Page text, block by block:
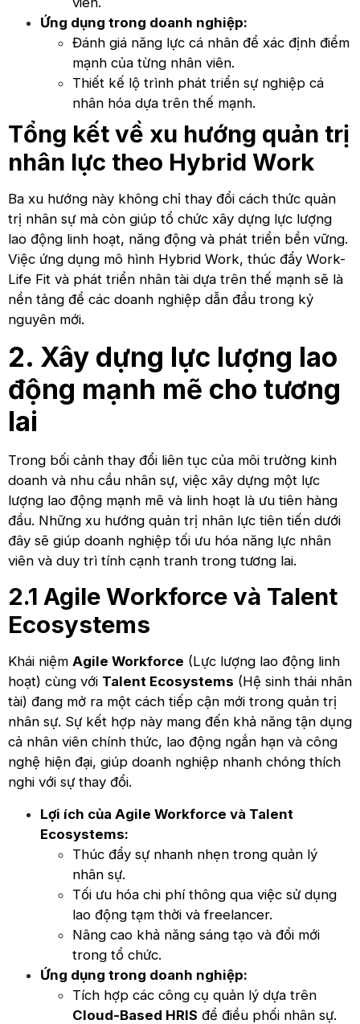
Ứng dụng trong doanh nghiệp:
Đánh giá năng lực cá nhân để xác định điểm
mạnh của từng nhân viên.
Thiết kế lộ trình phát triển sự nghiệp cá
nhân hóa dựa trên thế mạnh.
Tổng kết về xu hướng quản trị
nhân lực theo Hybrid Work
Ba xu hướng này không chỉ thay đổi cách thức quản
trị nhân sự mà còn giúp tổ chức xây dựng lực lượng
lao động linh hoạt, năng động và phát triển bền vững.
Việc ứng dụng mô hình Hybrid Work, thúc đẩy Work-
Life Fit và phát triển nhân tài dựa trên thế mạnh sẽ là
nền tảng để các doanh nghiệp dẫn đầu trong kỷ
nguyên mới.
2. Xây dựng lực lượng lao
động mạnh mẽ cho tương
lai
Trong bối cảnh thay đổi liên tục của môi trường kinh
doanh và nhu cầu nhân sự, việc xây dựng một lực
lượng lao động mạnh mẽ và linh hoạt là ưu tiên hàng
đầu. Những xu hướng quản trị nhân lực tiên tiến dưới
đây sẽ giúp doanh nghiệp tối ưu hóa năng lực nhân
viên và duy trì tính cạnh tranh trong tương lai.
2.1 Agile Workforce và Talent
Ecosystems
Khái niệm Agile Workforce (Lực lượng lao động linh
hoạt) cùng với Talent Ecosystems (Hệ sinh thái nhân
tài) đang mở ra một cách tiếp cận mới trong quản trị
nhân sự. Sự kết hợp này mang đến khả năng tận dụng
cả nhân viên chính thức, lao động ngắn hạn và công
nghệ hiện đại, giúp doanh nghiệp nhanh chóng thích
nghi với sự thay đổi.
Lợi ích của Agile Workforce và Talent
Ecosystems:
Thúc đẩy sự nhanh nhẹn trong quản lý
nhân sự.
Tối ưu hóa chi phí thông qua việc sử dụng
lao động tạm thời và freelancer.
Nâng cao khả năng sáng tạo và đổi mới
trong tổ chức.
Ứng dụng trong doanh nghiệp:
Tích hợp các công cụ quản lý dựa trên
Cloud-Based HRIS để điều phối nhân sự.